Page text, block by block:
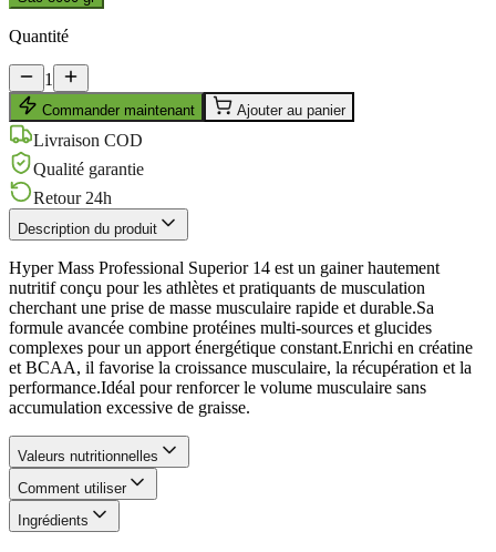
Quantité
1
Commander maintenant Ajouter au panier
Livraison COD
Qualité garantie
Retour 24h
Description du produit
Hyper Mass Professional Superior 14 est un gainer hautement
nutritif conçu pour les athlètes et pratiquants de musculation
cherchant une prise de masse musculaire rapide et durable.Sa
formule avancée combine protéines multi-sources et glucides
complexes pour un apport énergétique constant.Enrichi en créatine
et BCAA, il favorise la croissance musculaire, la récupération et la
performance.Idéal pour renforcer le volume musculaire sans
accumulation excessive de graisse.
Valeurs nutritionnelles
Comment utiliser
Ingrédients